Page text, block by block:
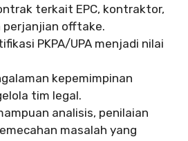
terkait EPC, kontraktor,
perjanjian offtake.
PKPA/UPA menjadi nilai
kepemimpinan
tim legal.
analisis, penilaian
masalah yang